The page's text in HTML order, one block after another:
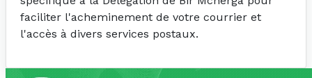
faciliter l'acheminement de votre courrier et
l'accès à divers services postaux.